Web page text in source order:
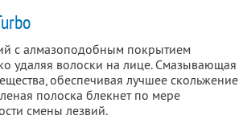
с алмазоподобным покрытием
удаляя волоски на лице. Смазывающая
обеспечивая лучшее скольжение
полоска блекнет по мере
смены лезвий.